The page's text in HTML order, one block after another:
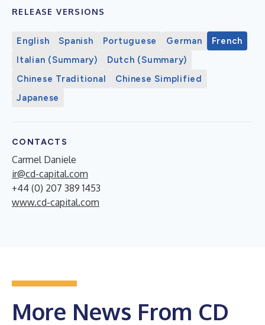
RELEASE VERSIONS
English Spanish Portuguese German
French
Italian (Summary)
Dutch (Summary)
Chinese Traditional
Chinese Simplified
Japanese
CONTACTS
Carmel Daniele
ir@cd-capital.com
+44 (0) 207 389 1453
www.cd-capital.com
More News From CD